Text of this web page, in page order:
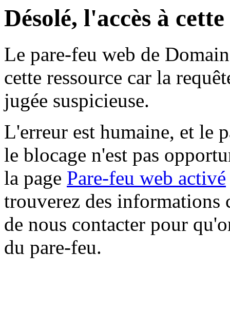
Désolé, l'accès à
Le pare-feu web de
cette ressource car la
jugée suspicieuse.
L'erreur est humaine, et le
le blocage n'est pas
la page Pare-feu web activé
trouverez des informations
de nous contacter pour
du pare-feu.